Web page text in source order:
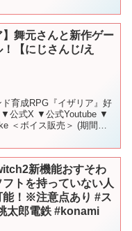
】舞元さんと新作ゲー
【にじさんじ/え
育成RPG『イザリア』好
公式X ▼公式Youtube ▼
＜ボイス販売＞ (期間限
新機能おすそわ
トを持っていない人
能！※注意点あり #ス
太郎電鉄 #konami